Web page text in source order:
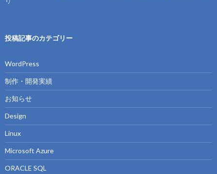
投稿記事のカテゴリー
WordPress
制作・開発実績
お知らせ
Design
Linux
Microsoft Azure
ORACLE SQL